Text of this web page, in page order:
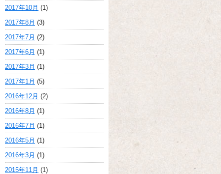
2017年10月 (1)
2017年8月 (3)
2017年7月 (2)
2017年6月 (1)
2017年3月 (1)
2017年1月 (5)
2016年12月 (2)
2016年8月 (1)
2016年7月 (1)
2016年5月 (1)
2016年3月 (1)
2015年11月 (1)